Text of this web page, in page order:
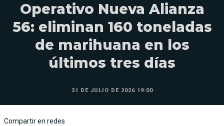
Operativo Nueva Alianza
56: eliminan 160 toneladas
de marihuana en los
últimos tres días
31 DE JULIO DE 2026 19:00
Compartir en redes